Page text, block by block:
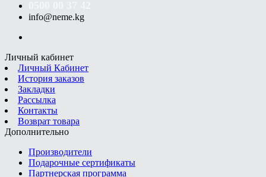
info@neme.kg
Личный кабинет
Личный Кабинет
История заказов
Закладки
Рассылка
Контакты
Возврат товара
Дополнительно
Производители
Подарочные сертификаты
Партнерская программа